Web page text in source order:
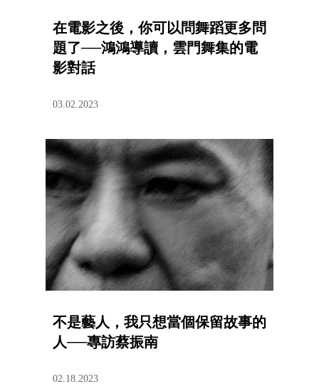
在電影之後，你可以問舞蹈更多問
題了──鴻鴻導讀，雲門舞集的電
影對話
03.02.2023
不是藝人，我只想當個保留故事的
人──專訪蔡振南​​
02.18.2023